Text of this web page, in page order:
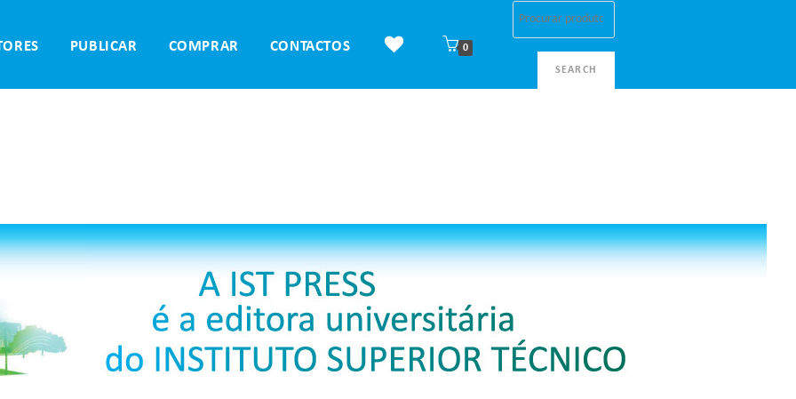
PUBLICAR COMPRAR CONTACTOS 0
SEARCH